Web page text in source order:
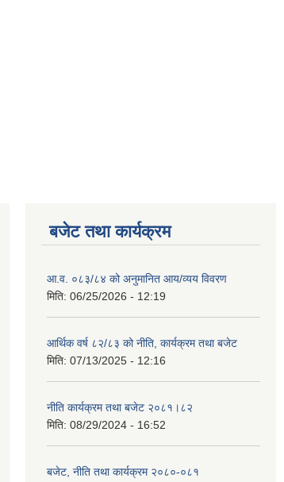
बजेट तथा कार्यक्रम
आ.व. ०८३/८४ को अनुमानित आय/व्यय विवरण
मिति: 06/25/2026 - 12:19
आर्थिक वर्ष ८२/८३ को नीति, कार्यक्रम तथा बजेट
मिति: 07/13/2025 - 12:16
नीति कार्यक्रम तथा बजेट २०८१।८२
मिति: 08/29/2024 - 16:52
बजेट, नीति तथा कार्यक्रम २०८०-०८१